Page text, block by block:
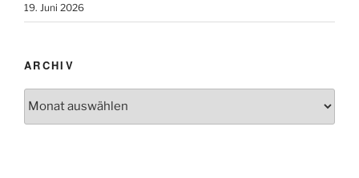
19. Juni 2026
ARCHIV
Archiv